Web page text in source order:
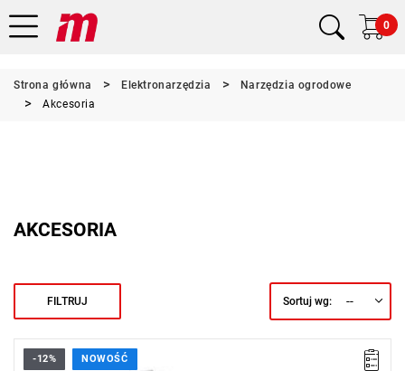
0
Strona główna Elektronarzędzia
Narzędzia ogrodowe
Akcesoria
AKCESORIA
FILTRUJ Sortuj wg: --
-12% NOWOŚĆ